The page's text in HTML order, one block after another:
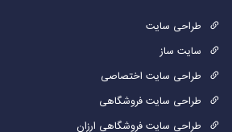
طراحی سایت
سایت ساز
طراحی سایت اختصاصی
طراحی سایت فروشگاهی
طراحی سایت فروشگاهی ارزان